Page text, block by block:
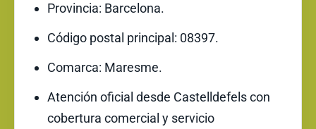
Provincia: Barcelona.
Código postal principal: 08397.
Comarca: Maresme.
Atención oficial desde Castelldefels con
cobertura comercial y servicio